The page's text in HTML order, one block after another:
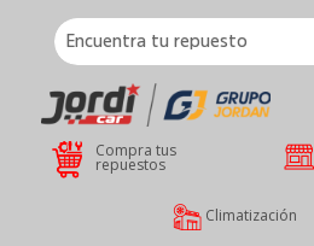
Compra tus
repuestos
Climatización